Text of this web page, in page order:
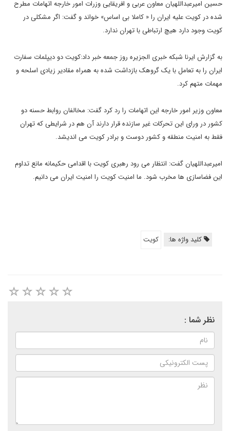
حسین امیرعبداللهیان معاون عربی و افریقایی وزرات امور خارجه اتهامات مطرح
شده در کویت علیه ایران را « کاملا بی اساس» خواند و گفت: اگر مشکلی در
کویت وجود دارد هیچ ارتباطی با تهران ندارد.
به گزارش ایرنا شبکه خبری الجزیره روز جمعه خبر داد:کویت دو دیپلمات سفارت
ایران را به تعامل با یک گروهک بازداشت شده به همراه مقادیر زیادی اسلحه و
مهمات متهم کرد.
معاون وزیر امور خارجه این اتهامات را رد کرد گفت: مخالفان روابط حسنه دو
کشور در ورای این تحرکات غیر سازنده قرار دارند آن هم در شرایطی که تهران
فقط به امنیت منطقه و کشور دوست و برادر کویت می اندیشد.
امیرعبداللهیان گفت: انتظار می رود رهبری کویت با اقدامی حکیمانه مانع تداوم
این فضاسازی ها مخرب شود. ما امنیت کویت را امنیت ایران می دانیم.
کلید واژه ها: کویت
نظر شما :